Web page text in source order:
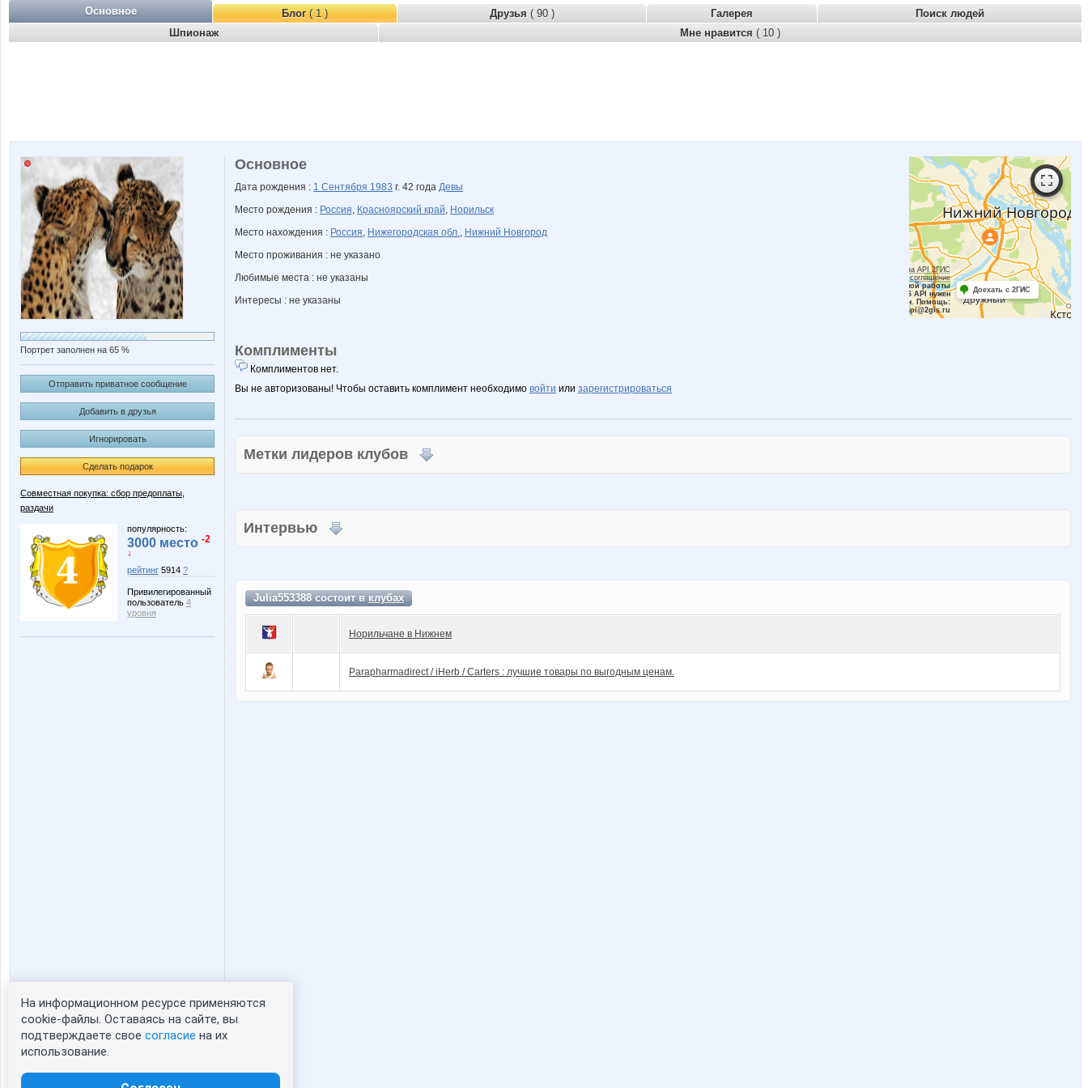
Основное Блог( 1 ) Друзья ( 90 ) Галерея
Поиск людей
Шпионаж
Мне нравится ( 10 )
Портрет заполнен на 65 %
Отправить приватное сообщение
Добавить в друзья
Игнорировать
Сделать подарок
Совместная покупка: сбор предоплаты,
раздачи
популярность:
3000 место -2
↓
рейтинг 5914 ?
Привилегированный
пользователь 4
уровня
Статистика портрета:
сейчас просматривают портрет - 0
зарегистрированные пользователи
Работает на API 2ГИС
Лицензионное соглашение
Для корректной работы
Raster JS API нужен
ключ. Помощь:
api@2gis.ru
Доехать с 2ГИС
Основное
Дата рождения : 1 Сентября 1983 г. 42 года Девы
Место рождения : Россия, Красноярский край, Норильск
Место нахождения : Россия, Нижегородская обл., Нижний Новгород
Место проживания : не указано
Любимые места : не указаны
Интересы : не указаны
Комплименты
Комплиментов нет.
Вы не авторизованы! Чтобы оставить комплимент необходимо войти или зарегистрироваться
Метки лидеров клубов
Интервью
Julia553388 состоит вклубах
Норильчане в Нижнем
Parapharmadirect / iHerb / Carters : лучшие товары по выгодным ценам.
На информационном ресурсе применяются
cookie-файлы. Оставаясь на сайте, вы
подтверждаете свое согласие на их
использование.